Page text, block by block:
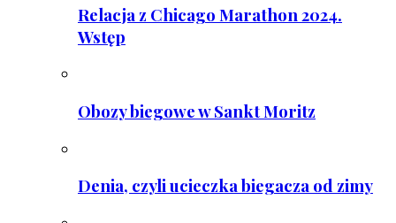
Relacja z Chicago Marathon 2024.
Wstęp
Obozy biegowe w Sankt Moritz
Denia, czyli ucieczka biegacza od zimy